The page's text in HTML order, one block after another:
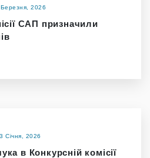
2026
САП призначили
Січня, 2026
в Конкурсній комісії